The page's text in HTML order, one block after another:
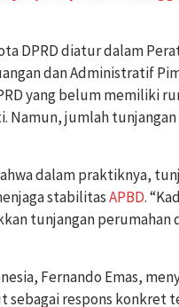
DPRD diatur dalam
dan Administratif
yang belum memiliki
Namun, jumlah
dalam praktiknya,
stabilitasAPBD.
tunjangan perumahan
Fernando Emas,
sebagai respons konkret